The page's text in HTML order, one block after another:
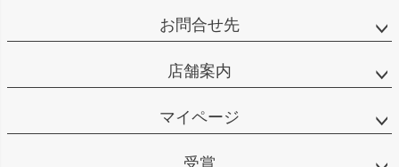
お問合せ先
店舗案内
マイページ